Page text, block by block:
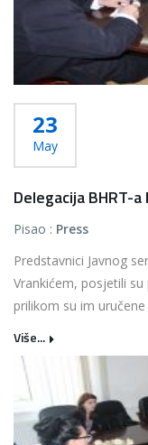
23
May
Delegacija BHRT-
Pisao : Press
Predstavnici Javnog
Vrankićem, posjetili
prilikom su im
Više...